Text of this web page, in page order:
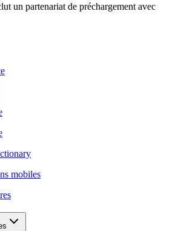
un partenariat de préchargement avec
mobiles